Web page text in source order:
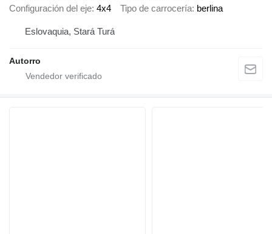
Configuración del eje 4x4 Tipo de carrocería berlina
Eslovaquia, Stará Turá
Autorro